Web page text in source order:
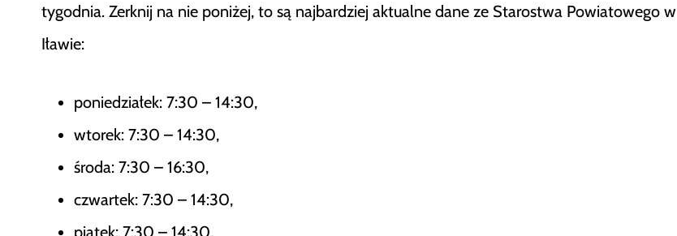
tygodnia. Zerknij na nie poniżej, to są najbardziej aktualne dane ze Starostwa Powiatowego w
Iławie:
poniedziałek: 7:30 – 14:30,
wtorek: 7:30 – 14:30,
środa: 7:30 – 16:30,
czwartek: 7:30 – 14:30,
piątek: 7:30 – 14:30,